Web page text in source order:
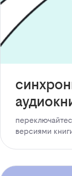
версиями